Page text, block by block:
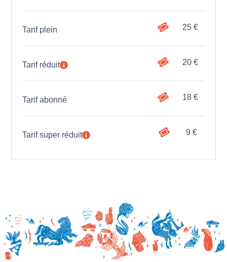
Tarif plein 25 €
Tarif réduit 20 €
Tarif abonné 18 €
Tarif super réduit 9 €